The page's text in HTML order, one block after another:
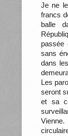
Je ne
francs
balle
passée
sans
dans
Les
seront
et sa